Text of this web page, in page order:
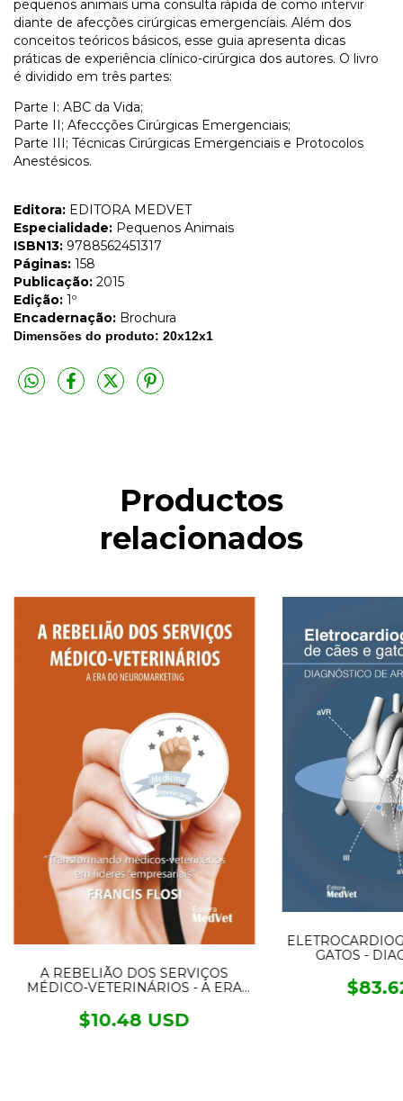
pequenos animais uma consulta rápida de como intervir
diante de afecções cirúrgicas emergencíais. Além dos
conceitos teóricos básicos, esse guia apresenta dicas
práticas de experiência clínico-cirúrgica dos autores. O livro
é dividido em três partes:
Parte I: ABC da Vida;
Parte II; Afeccções Cirúrgicas Emergenciais;
Parte III; Técnicas Cirúrgicas Emergenciais e Protocolos
Anestésicos.
Editora: EDITORA MEDVET
Especialidade: Pequenos Animais
ISBN13: 9788562451317
Páginas: 158
Publicação: 2015
Edição: 1º
Encadernação: Brochura
Dimensões do produto: 20x12x1
Productos
relacionados
A REBELIÃO DOS SERVIÇOS
MÉDICO-VETERINÁRIOS - A ERA
$10.48 USD
GATOS -